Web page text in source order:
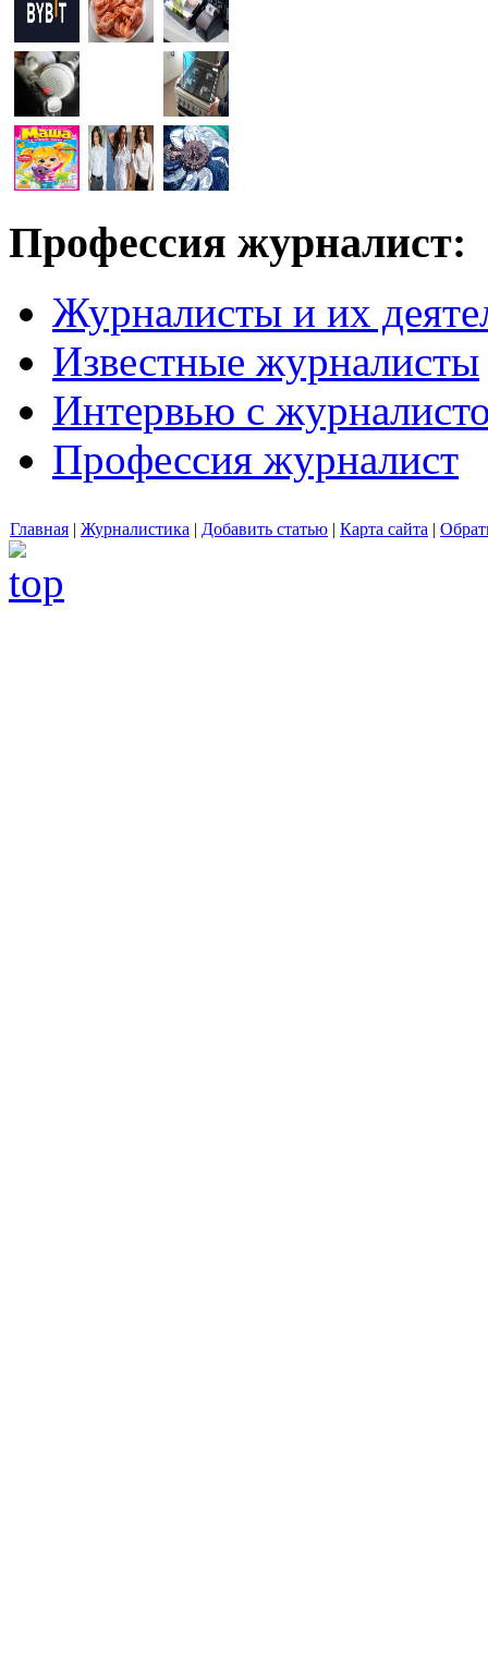
Профессия журналист:
Журналисты и их
Известные журналисты
Интервью с
Профессия журналист
Главная | Журналистика | Добавить статью | Карта сайта |